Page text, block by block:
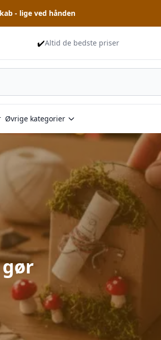
- lige ved hånden
✔️Altid de bedste priser
Øvrige kategorier